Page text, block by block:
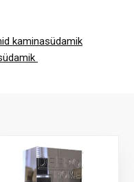
kaminasüdamik